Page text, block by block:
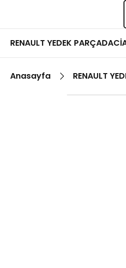
RENAULT YEDEK PARÇA
Anasayfa RENAULT